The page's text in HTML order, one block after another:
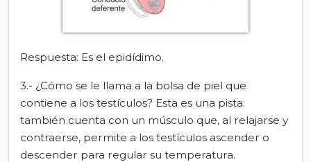
Respuesta: Es el epidídimo.
3.- ¿Cómo se le llama a la bolsa de piel que
contiene a los testículos? Esta es una pista:
también cuenta con un músculo que, al relajarse y
contraerse, permite a los testículos ascender o
descender para regular su temperatura.